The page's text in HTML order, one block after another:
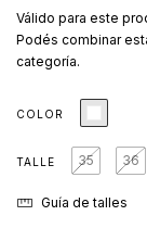
Válido para este
Podés combinar
categoría.
COLOR
TALLE 35 36
Guía de talles